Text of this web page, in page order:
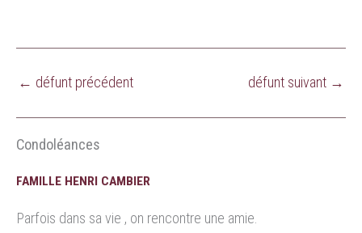
← défunt précédent défunt suivant →
Condoléances
FAMILLE HENRI CAMBIER
Parfois dans sa vie , on rencontre une amie.